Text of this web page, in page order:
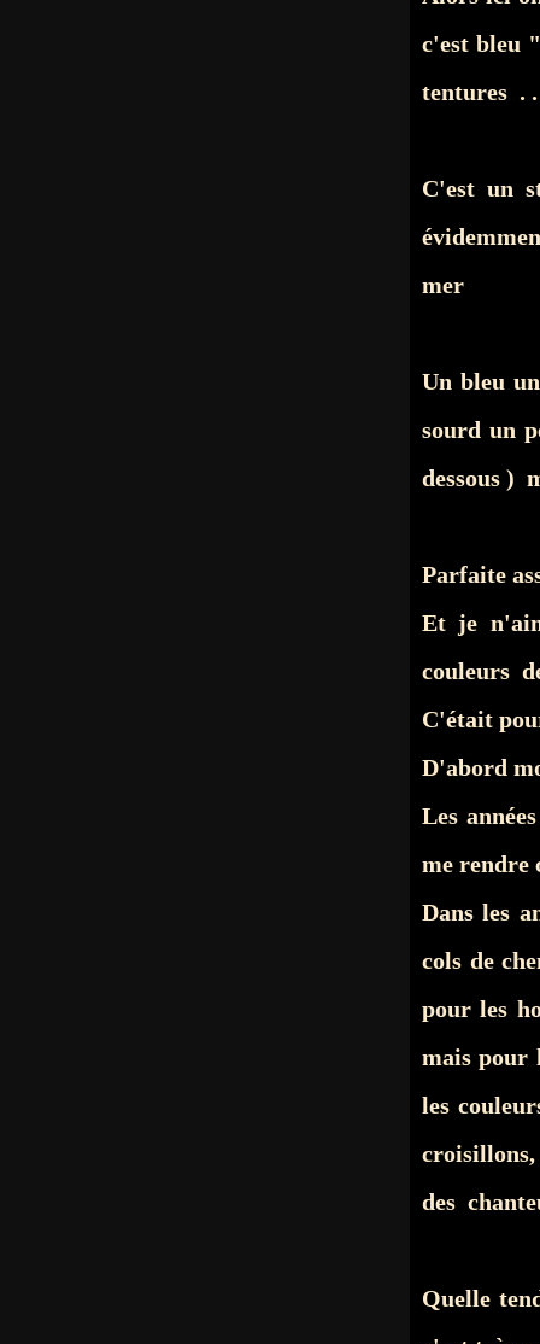
c'est bleu
tentures . .
C'est un
mer
Un bleu
sourd un
dessous )
Parfaite
Et je
couleurs
C'était
D'abord
Les
me rendre
Dans les
cols de
pour les
mais pour
les
des
Quelle